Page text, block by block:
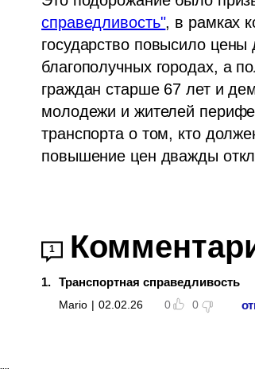
справедливость", в рамках
государство повысило цены
благополучных городах, а
граждан старше 67 лет и
молодежи и жителей
транспорта о том, кто
повышение цен дважды
1
1. Транспортная справедливость
Mario | 02.02.26 0 0